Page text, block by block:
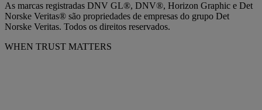
As marcas registradas DNV GL®, DNV®, Horizon Graphic e Det
Norske Veritas® são propriedades de empresas do grupo Det
Norske Veritas. Todos os direitos reservados.
WHEN TRUST MATTERS